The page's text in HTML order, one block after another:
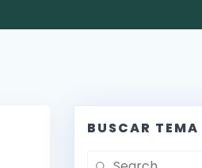
BUSCAR TEMA
Search